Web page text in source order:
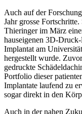
Auch auf der
Jahr grosse
Thieringer im März
hauseigenen 3D-
Implantat am
hergestellt wurde.
gedruckte
Portfolio dieser
Implantate laufend zu
sogar direkt in den
Auch in der nahen